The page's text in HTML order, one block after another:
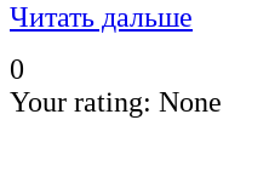
Читать дальше
0
Your rating: None